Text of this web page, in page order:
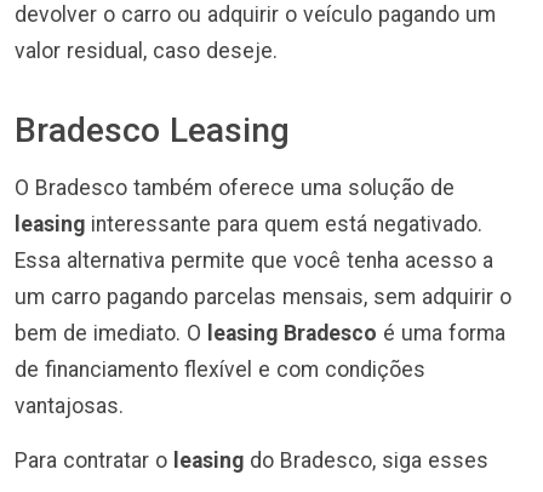
devolver o carro ou adquirir o veículo pagando um
valor residual, caso deseje.
Bradesco Leasing
O Bradesco também oferece uma solução de
leasing interessante para quem está negativado.
Essa alternativa permite que você tenha acesso a
um carro pagando parcelas mensais, sem adquirir o
bem de imediato. O leasing Bradesco é uma forma
de financiamento flexível e com condições
vantajosas.
Para contratar o leasing do Bradesco, siga esses